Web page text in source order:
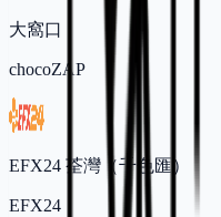
大窩口
chocoZAP
EFX24 荃灣（千色匯）
EFX24